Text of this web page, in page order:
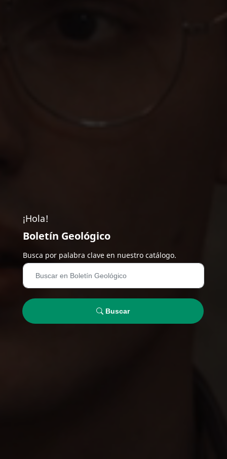
¡Hola!
Boletín Geológico
Busca por palabra clave en nuestro catálogo.
Buscar